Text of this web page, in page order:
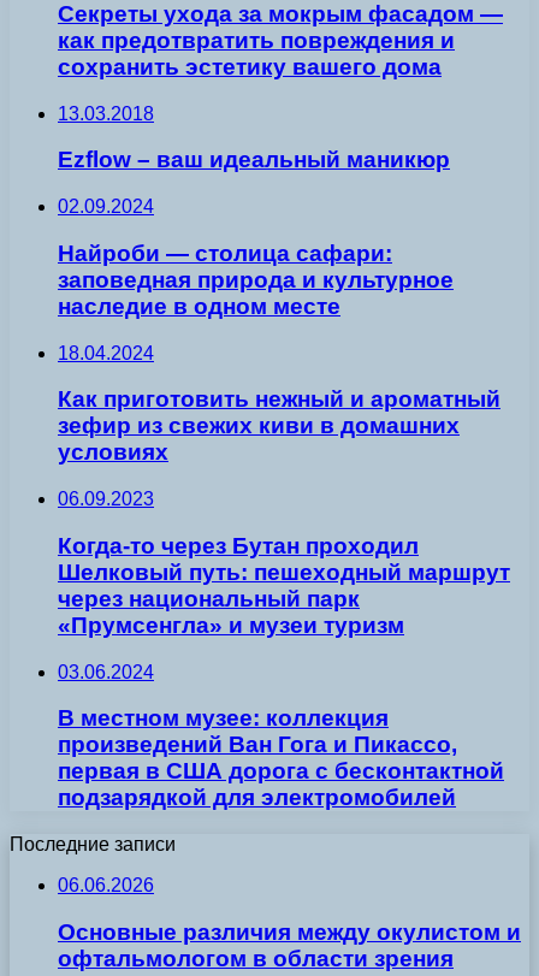
Секреты ухода за мокрым фасадом —
как предотвратить повреждения и
сохранить эстетику вашего дома
13.03.2018
Ezflow – ваш идеальный маникюр
02.09.2024
Найроби — столица сафари:
заповедная природа и культурное
наследие в одном месте
18.04.2024
Как приготовить нежный и ароматный
зефир из свежих киви в домашних
условиях
06.09.2023
Когда-то через Бутан проходил
Шелковый путь: пешеходный маршрут
через национальный парк
«Прумсенгла» и музеи туризм
03.06.2024
В местном музее: коллекция
произведений Ван Гога и Пикассо,
первая в США дорога с бесконтактной
подзарядкой для электромобилей
Последние записи
06.06.2026
Основные различия между окулистом и
офтальмологом в области зрения